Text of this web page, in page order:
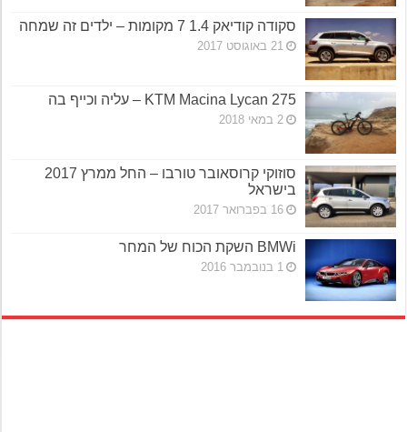
סקודה קודיאק 1.4 7 מקומות – ילדים זה שמחה
21 באוגוסט 2017
KTM Macina Lycan 275 – עליה וכייף בה
2 במאי 2018
סוזוקי קרוסאובר טורבו – החל ממרץ 2017
בישראל
16 בפברואר 2017
BMWi השקת הכוח של המחר
1 בנובמבר 2016